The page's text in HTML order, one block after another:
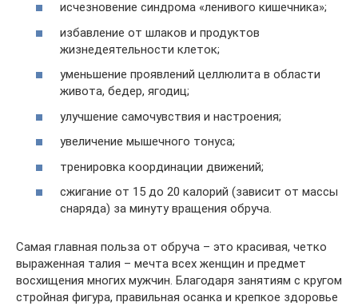
исчезновение синдрома «ленивого кишечника»;
избавление от шлаков и продуктов
жизнедеятельности клеток;
уменьшение проявлений целлюлита в области
живота, бедер, ягодиц;
улучшение самочувствия и настроения;
увеличение мышечного тонуса;
тренировка координации движений;
сжигание от 15 до 20 калорий (зависит от массы
снаряда) за минуту вращения обруча.
Самая главная польза от обруча – это красивая, четко
выраженная талия – мечта всех женщин и предмет
восхищения многих мужчин. Благодаря занятиям с кругом
стройная фигура, правильная осанка и крепкое здоровье